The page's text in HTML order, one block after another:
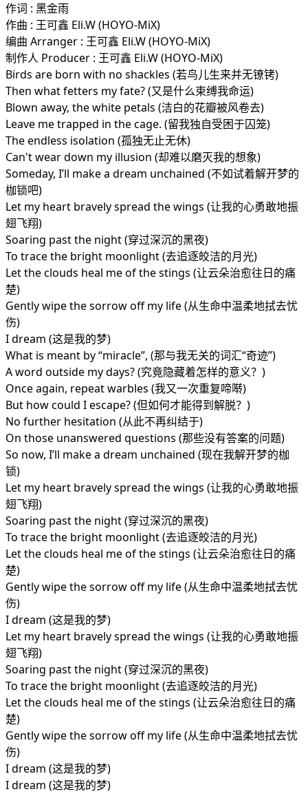
作词 : 黑金雨
作曲 : 王可鑫 Eli.W (HOYO-MiX)
编曲 Arranger : 王可鑫 Eli.W (HOYO-MiX)
制作人 Producer : 王可鑫 Eli.W (HOYO-MiX)
Birds are born with no shackles (若鸟儿生来并无镣铐)
Then what fetters my fate? (又是什么束缚我命运)
Blown away, the white petals (洁白的花瓣被风卷去)
Leave me trapped in the cage. (留我独自受困于囚笼)
The endless isolation (孤独无止无休)
Can't wear down my illusion (却难以磨灭我的想象)
Someday, I’ll make a dream unchained (不如试着解开梦的
枷锁吧)
Let my heart bravely spread the wings (让我的心勇敢地振
翅飞翔)
Soaring past the night (穿过深沉的黑夜)
To trace the bright moonlight (去追逐皎洁的月光)
Let the clouds heal me of the stings (让云朵治愈往日的痛
楚)
Gently wipe the sorrow off my life (从生命中温柔地拭去忧
伤)
I dream (这是我的梦)
What is meant by “miracle”, (那与我无关的词汇“奇迹”)
A word outside my days? (究竟隐藏着怎样的意义？)
Once again, repeat warbles (我又一次重复啼啭)
But how could I escape? (但如何才能得到解脱？)
No further hesitation (从此不再纠结于)
On those unanswered questions (那些没有答案的问题)
So now, I’ll make a dream unchained (现在我解开梦的枷
锁)
Let my heart bravely spread the wings (让我的心勇敢地振
翅飞翔)
Soaring past the night (穿过深沉的黑夜)
To trace the bright moonlight (去追逐皎洁的月光)
Let the clouds heal me of the stings (让云朵治愈往日的痛
楚)
Gently wipe the sorrow off my life (从生命中温柔地拭去忧
伤)
I dream (这是我的梦)
Let my heart bravely spread the wings (让我的心勇敢地振
翅飞翔)
Soaring past the night (穿过深沉的黑夜)
To trace the bright moonlight (去追逐皎洁的月光)
Let the clouds heal me of the stings (让云朵治愈往日的痛
楚)
Gently wipe the sorrow off my life (从生命中温柔地拭去忧
伤)
I dream (这是我的梦)
I dream (这是我的梦)